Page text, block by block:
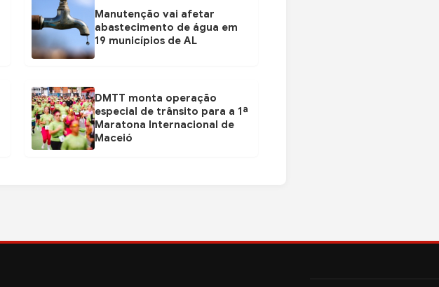
Manutenção vai afetar
abastecimento de água em
19 municípios de AL
DMTT monta operação
especial de trânsito para a 1ª
Maratona Internacional de
Maceió